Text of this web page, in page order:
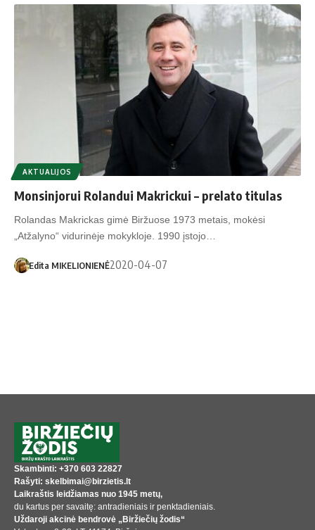
AKTUALIJOS
Monsinjorui Rolandui Makrickui – prelato titulas
Rolandas Makrickas gimė Biržuose 1973 metais, mokėsi
„Atžalyno“ vidurinėje mokykloje. 1990 įstojo…
Edita MIKELIONIENĖ2020-04-07
Skambinti: +370 603 22827
Rašyti: skelbimai@birzietis.lt
Laikraštis leidžiamas nuo 1945 metų,
du kartus per savaitę: antradieniais ir penktadieniais.
Uždaroji akcinė bendrovė „Biržiečių žodis“